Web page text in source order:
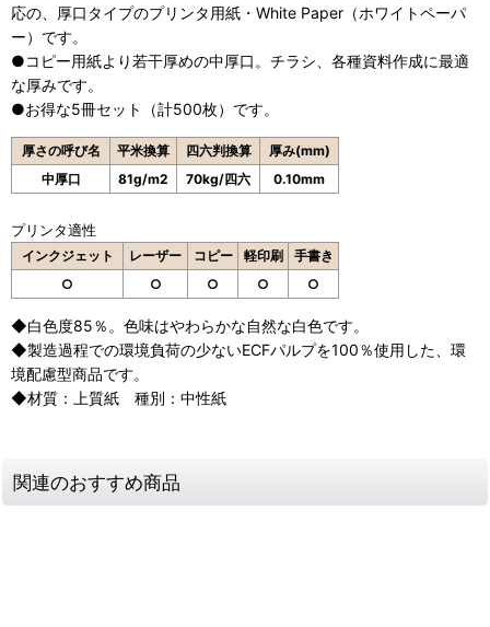
応の、厚口タイプのプリンタ用紙・White Paper（ホワイトペーパ
ー）です。
●コピー用紙より若干厚めの中厚口。チラシ、各種資料作成に最適
な厚みです。
●お得な5冊セット（計500枚）です。
厚さの呼び名 平米換算 四六判換算
厚み(mm)
中厚口
81g/m2 70kg/四六 0.10mm
プリンタ適性
インクジェット レーザー コピー 軽印刷
手書き
○
○ ○ ○ ○
◆白色度85％。色味はやわらかな自然な白色です。
◆製造過程での環境負荷の少ないECFパルプを100％使用した、環
境配慮型商品です。
◆材質：上質紙 種別：中性紙
関連のおすすめ商品